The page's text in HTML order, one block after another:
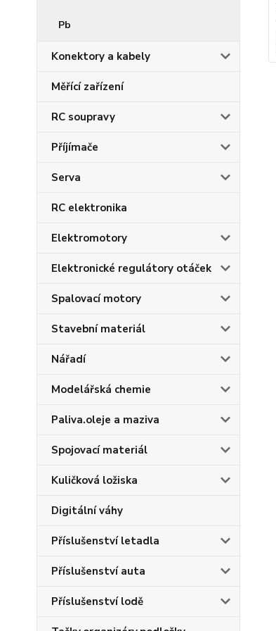
Pb
Konektory a kabely
Měřící zařízení
RC soupravy
Příjímače
Serva
RC elektronika
Elektromotory
Elektronické regulátory otáček
Spalovací motory
Stavební materiál
Nářadí
Modelářská chemie
Paliva.oleje a maziva
Spojovací materiál
Kuličková ložiska
Digitální váhy
Příslušenství letadla
Příslušenství auta
Příslušenství lodě